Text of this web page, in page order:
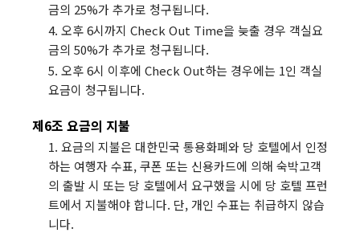
금의 25%가 추가로 청구됩니다.
4. 오후 6시까지 Check Out Time을 늦출 경우 객실요
금의 50%가 추가로 청구됩니다.
5. 오후 6시 이후에 Check Out하는 경우에는 1인 객실
요금이 청구됩니다.
제6조 요금의 지불
1. 요금의 지불은 대한민국 통용화폐와 당 호텔에서 인정
하는 여행자 수표, 쿠폰 또는 신용카드에 의해 숙박고객
의 출발 시 또는 당 호텔에서 요구했을 시에 당 호텔 프런
트에서 지불해야 합니다. 단, 개인 수표는 취급하지 않습
니다.